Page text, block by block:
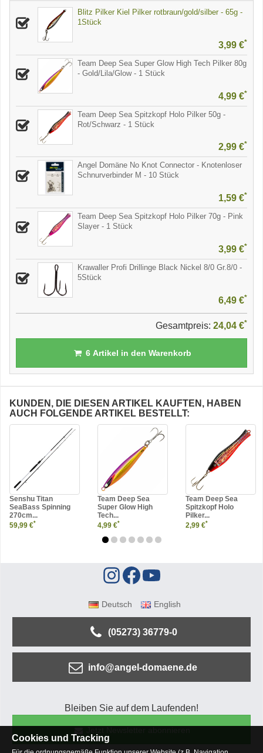
Blitz Pilker Kiel Pilker rotbraun/gold/silber - 65g -
1Stück
3,99 €*
Team Deep Sea Super Glow High Tech Pilker 80g
- Gold/Lila/Glow - 1 Stück
4,99 €*
Team Deep Sea Spitzkopf Holo Pilker 50g -
Rot/Schwarz - 1 Stück
2,99 €*
Angel Domäne No Knot Connector - Knotenloser
Schnurverbinder M - 10 Stück
1,59 €*
Team Deep Sea Spitzkopf Holo Pilker 70g - Pink
Slayer - 1 Stück
3,99 €*
Krawaller Profi Drillinge Black Nickel 8/0 Gr.8/0 -
5Stück
6,49 €*
Gesamtpreis: 24,04 €*
6Artikel in den Warenkorb
KUNDEN, DIE DIESEN ARTIKEL KAUFTEN, HABEN
AUCH FOLGENDE ARTIKEL BESTELLT:
Senshu Titan
SeaBass Spinning
270cm...
59,99 €*
Team Deep Sea
Super Glow High
Tech...
4,99 €*
Team Deep Sea
Spitzkopf Holo
Pilker...
2,99 €*
Deutsch English
(05273) 36779-0
info@angel-domaene.de
Bleiben Sie auf dem Laufenden!
Cookies und Tracking